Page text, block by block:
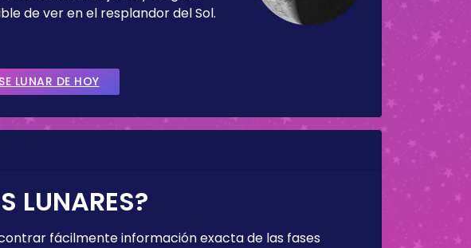
de ver en el resplandor del Sol.
LUNAR DE HOY
LUNARES?
fácilmente información exacta de las fases